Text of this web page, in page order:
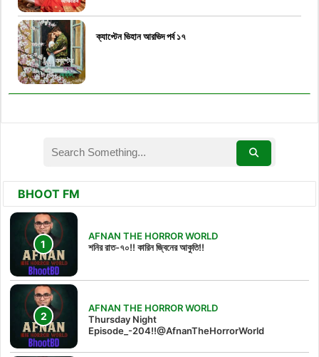
ক্যাপ্টেন ভিহান আরভিদ পর্ব ১৭
BHOOT FM
AFNAN THE HORROR WORLD
শনির রাত-৭০!! কারিন জ্বিনের আকুতি!!
AFNAN THE HORROR WORLD
Thursday Night
Episode_-204!!@AfnanTheHorrorWorld